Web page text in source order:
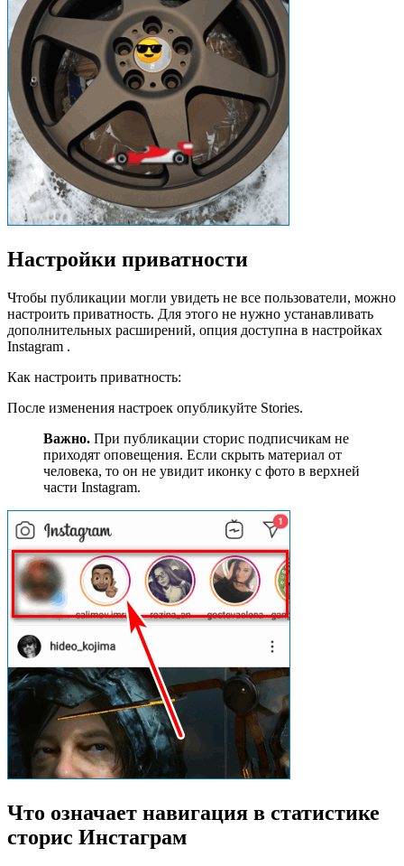
Настройки приватности
Чтобы публикации могли увидеть не все пользователи, можно
настроить приватность. Для этого не нужно устанавливать
дополнительных расширений, опция доступна в настройках
Instagram .
Как настроить приватность:
После изменения настроек опубликуйте Stories.
Важно. При публикации сторис подписчикам не
приходят оповещения. Если скрыть материал от
человека, то он не увидит иконку с фото в верхней
части Instagram.
Что означает навигация в статистике
сторис Инстаграм